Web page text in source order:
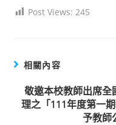
Post Views: 245
相關內容
敬邀本校教師出席全
理之「111年度第一
予教師